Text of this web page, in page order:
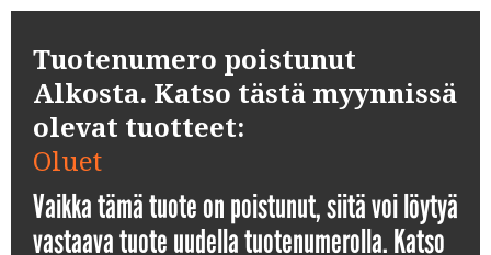
Tuotenumero poistunut
Alkosta. Katso tästä myynnissä
olevat tuotteet:
Oluet
Vaikka tämä tuote on poistunut, siitä voi löytyä
vastaava tuote uudella tuotenumerolla. Katso